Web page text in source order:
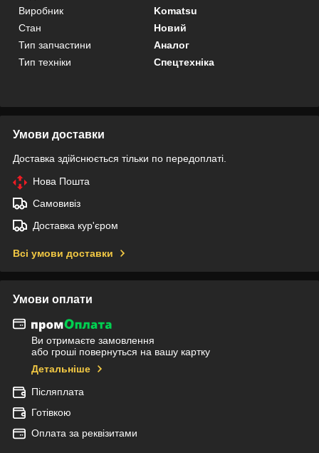
Виробник
Komatsu
Стан
Новий
Тип запчастини
Аналог
Тип техніки
Спецтехніка
Умови доставки
Доставка здійснюється тільки по передоплаті.
Нова Пошта
Самовивіз
Доставка кур'єром
Всі умови доставки
Умови оплати
Ви отримаєте замовлення
або гроші повернуться на вашу картку
Детальніше
Післяплата
Готівкою
Оплата за реквізитами